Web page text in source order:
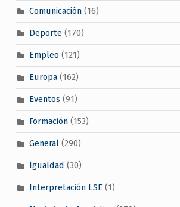
Comunicación(16)
Deporte(170)
Empleo (121)
Europa(162)
Eventos (91)
Formación(153)
General(290)
Igualdad (30)
Interpretación LSE(1)